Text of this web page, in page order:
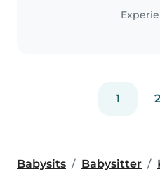
de tous
bébés,
1 2
Babysits Babysitter